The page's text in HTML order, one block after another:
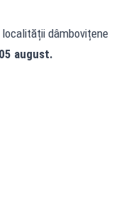
localității dâmbovițene
august.